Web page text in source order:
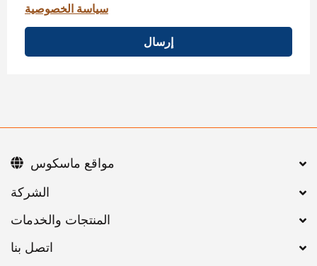
سياسة الخصوصية
إرسال
اتصل بنا
مواقع ماسكوس